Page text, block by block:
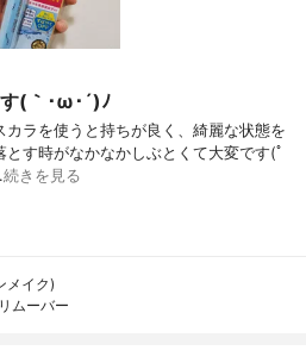
(｀･ω･´)ﾉ
カラを使うと持ちが良く、綺麗な状態を
す時がなかなかしぶとくて大変です(ﾟ
続きを見る
メイク)
ムーバー